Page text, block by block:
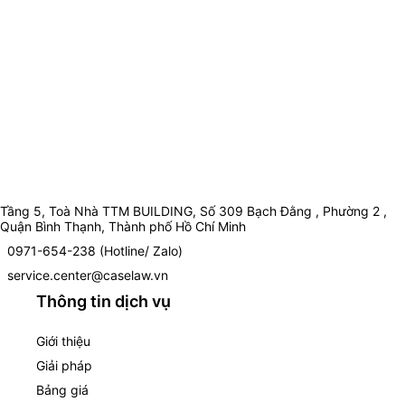
Tầng 5, Toà Nhà TTM BUILDING, Số 309 Bạch Đằng , Phường 2 ,
Quận Bình Thạnh, Thành phố Hồ Chí Minh
0971-654-238 (Hotline/ Zalo)
service.center@caselaw.vn
Thông tin dịch vụ
Giới thiệu
Giải pháp
Bảng giá